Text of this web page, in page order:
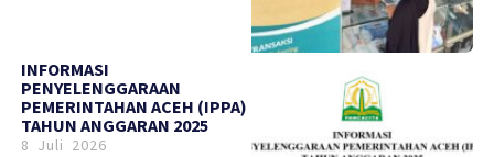
INFORMASI
PENYELENGGARAAN
PEMERINTAHAN ACEH (IPPA)
TAHUN ANGGARAN 2025
8 Juli 2026